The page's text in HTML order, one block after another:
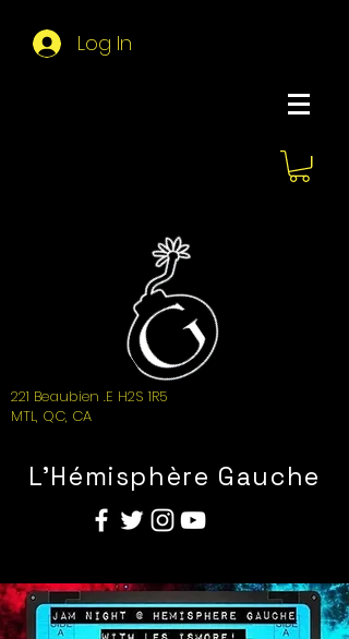
Log In
221 Beaubien .E H2S 1R5
MTL, QC, CA
L'Hémisphère Gauche